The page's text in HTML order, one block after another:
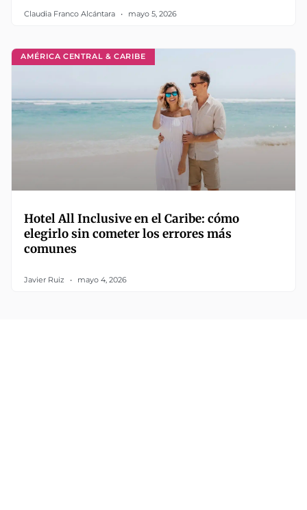
Claudia Franco Alcántara mayo 5, 2026
AMÉRICA CENTRAL & CARIBE
Hotel All Inclusive en el Caribe: cómo
elegirlo sin cometer los errores más
comunes
Javier Ruiz mayo 4, 2026